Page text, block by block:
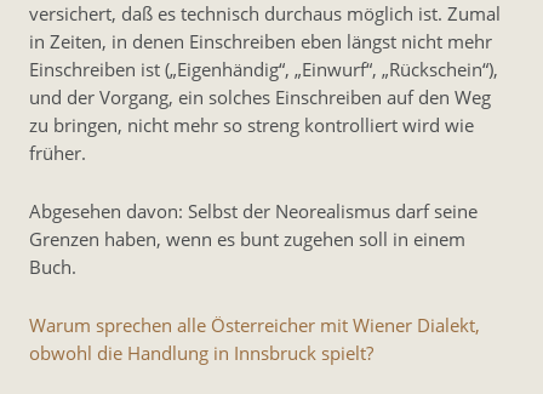
versichert, daß es technisch durchaus möglich ist. Zumal
in Zeiten, in denen Einschreiben eben längst nicht mehr
Einschreiben ist („Eigenhändig“, „Einwurf“, „Rückschein“),
und der Vorgang, ein solches Einschreiben auf den Weg
zu bringen, nicht mehr so streng kontrolliert wird wie
früher.
Abgesehen davon: Selbst der Neorealismus darf seine
Grenzen haben, wenn es bunt zugehen soll in einem
Buch.
Warum sprechen alle Österreicher mit Wiener Dialekt,
obwohl die Handlung in Innsbruck spielt?